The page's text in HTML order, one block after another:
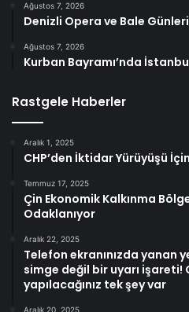
Ağustos 7, 2026
Denizli Opera ve Bale
Ağustos 7, 2026
Kurban Bayramı’nda
Rastgele Haberler
Aralık 1, 2025
CHP’den İktidar Yürüyüşü
Temmuz 17, 2025
Çin Ekonomik Kalkınma
Odaklanıyor
Aralık 22, 2025
Telefon ekranınızda yanan
simge değil bir uyarı işareti!
yapılacağınız tek şey var
Aralık 20, 2025